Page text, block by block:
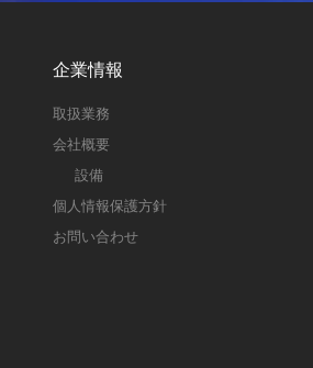
企業情報
取扱業務
会社概要
設備
個人情報保護方針
お問い合わせ